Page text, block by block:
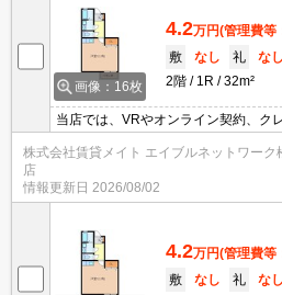
画像：16枚
4.2万円(管理費等
敷
なし 礼
なし
2階
1R 32m²
当店では、VRやオンライン契約、ク
りWEBのみでの契約も可能ですので
株式会社賃貸メイト エイブルネットワーク
店
情報更新日 2026/08/02
4.2万円(管理費等
敷
なし 礼
なし